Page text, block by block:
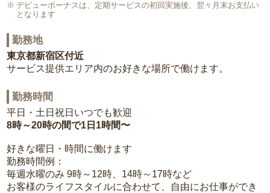
デビューボーナスは、定期サービスの初回実施後、翌々月末お支払い
となります
勤務地
東京都新宿区付近
サービス提供エリア内のお好きな場所で働けます。
勤務時間
平日・土日祝日いつでも歓迎
8時～20時の間で1日1時間〜
好きな曜日・時間に働けます
勤務時間例：
毎週水曜のみ 9時～12時、14時～17時など
お客様のライフスタイルに合わせて、自由にお仕事ができ